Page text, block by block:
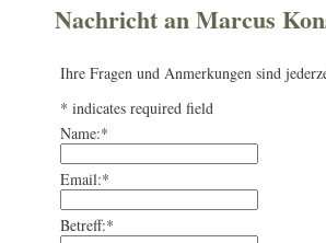
Nachricht an Marcus
Ihre Fragen und Anmerkungen sind
* indicates required field
Name:*
Email:*
Betreff:*